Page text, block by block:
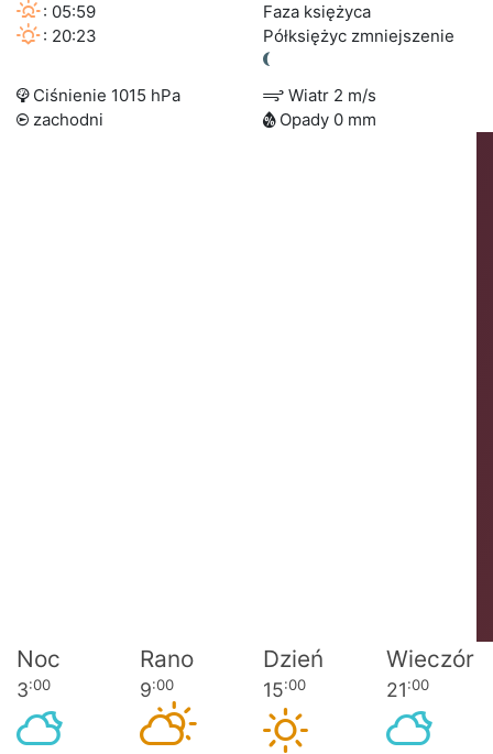
: 05:59
: 20:23
Faza księżyca
Półksiężyc zmniejszenie
Ciśnienie 1015 hPa
Wiatr 2 m/s
zachodni
Opady 0 mm
Noc Rano Dzień Wieczór
3:00 9:00 15:00 21:00